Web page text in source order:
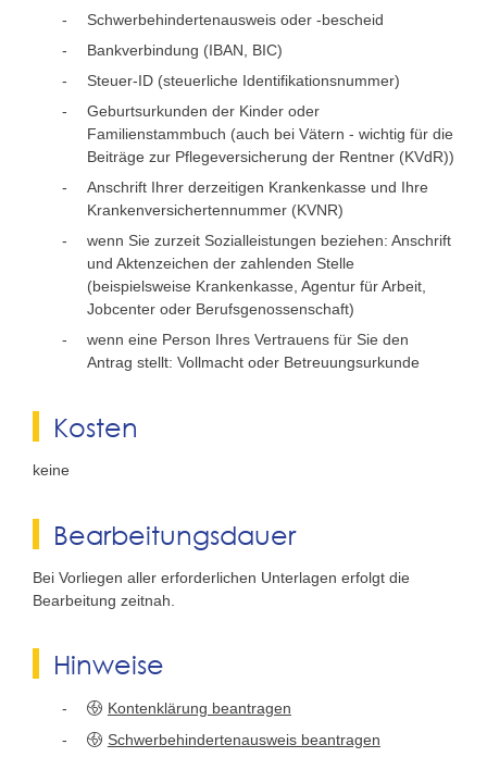
Schwerbehindertenausweis oder -bescheid
Bankverbindung (IBAN, BIC)
Steuer-ID (steuerliche Identifikationsnummer)
Geburtsurkunden der Kinder oder
Familienstammbuch (auch bei Vätern - wichtig für die
Beiträge zur Pflegeversicherung der Rentner (KVdR))
Anschrift Ihrer derzeitigen Krankenkasse und Ihre
Krankenversichertennummer (KVNR)
wenn Sie zurzeit Sozialleistungen beziehen: Anschrift
und Aktenzeichen der zahlenden Stelle
(beispielsweise Krankenkasse, Agentur für Arbeit,
Jobcenter oder Berufsgenossenschaft)
wenn eine Person Ihres Vertrauens für Sie den
Antrag stellt: Vollmacht oder Betreuungsurkunde
Kosten
keine
Bearbeitungsdauer
Bei Vorliegen aller erforderlichen Unterlagen erfolgt die
Bearbeitung zeitnah.
Hinweise
Kontenklärung beantragen
Schwerbehindertenausweis beantragen